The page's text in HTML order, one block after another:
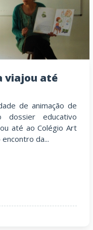
de animação de
dossier educativo
até ao Colégio Art
da...